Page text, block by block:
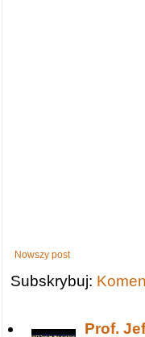
Nowszy post
Subskrybuj:
Prof.